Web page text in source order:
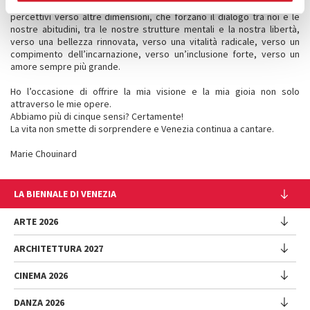
cui credo profondamente, che aprono i nostri schemi mentali e
percettivi verso altre dimensioni, che forzano il dialogo tra noi e le
nostre abitudini, tra le nostre strutture mentali e la nostra libertà,
verso una bellezza rinnovata, verso una vitalità radicale, verso un
compimento dell’incarnazione, verso un’inclusione forte, verso un
amore sempre più grande.
Ho l’occasione di offrire la mia visione e la mia gioia non solo
attraverso le mie opere.
Abbiamo più di cinque sensi? Certamente!
La vita non smette di sorprendere e Venezia continua a cantare.
Marie Chouinard
LA BIENNALE DI VENEZIA
L'Istituzione
Cariche istituzionali
Storia
Luoghi
Sponsorship
ARTE 2026
Esposizione
Intervento di Pietrangelo Buttafuoco
Intervento di Koyo Kouoh / La squadra di Koyo Kouoh
ARCHITETTURA 2027
Mostra
CINEMA 2026
Mostra
DANZA 2026